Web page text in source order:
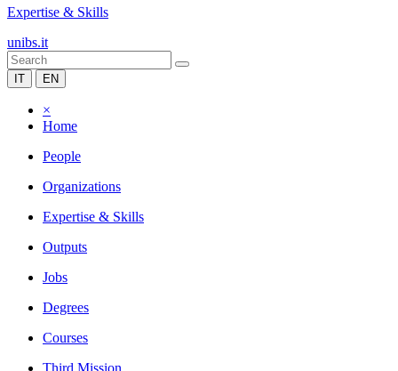
Expertise & Skills
unibs.it
IT EN
×
Home
People
Organizations
Expertise & Skills
Outputs
Jobs
Degrees
Courses
Third Mission